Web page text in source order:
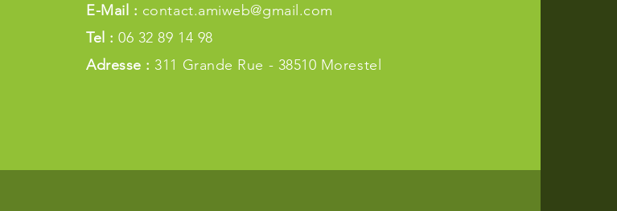
E-Mail : contact.amiweb@gmail.com
Tel :06 32 89 14 98
Adresse : 311 Grande Rue - 38510 Morestel